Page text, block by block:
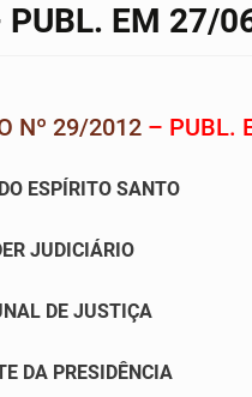
PUBL. EM 27/
Nº 29/2012– PUBL.
ESPÍRITO SANTO
JUDICIÁRIO
DE JUSTIÇA
DA PRESIDÊNCIA